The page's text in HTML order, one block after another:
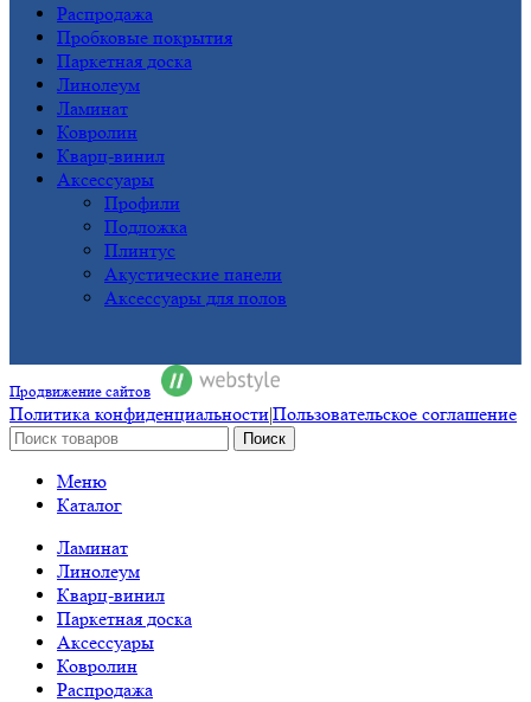
Распродажа
Пробковые покрытия
Паркетная доска
Линолеум
Ламинат
Ковролин
Кварц-винил
Аксессуары
Профили
Подложка
Плинтус
Акустические панели
Аксессуары для полов
Продвижение сайтов
Политика конфиденциальности|Пользовательское соглашение
Поиск
Меню
Каталог
Ламинат
Линолеум
Кварц-винил
Паркетная доска
Аксессуары
Ковролин
Распродажа